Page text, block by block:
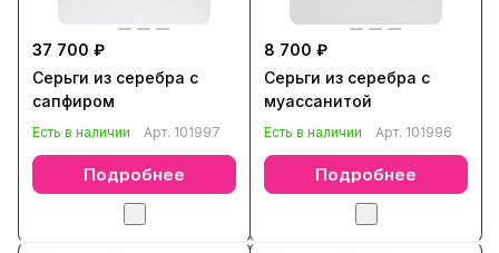
37 700 ₽
Серьги из серебра с
сапфиром
Есть в наличии Арт. 101997
Подробнее
8 700 ₽
Серьги из серебра с
муассанитой
Есть в наличии Арт. 101996
Подробнее